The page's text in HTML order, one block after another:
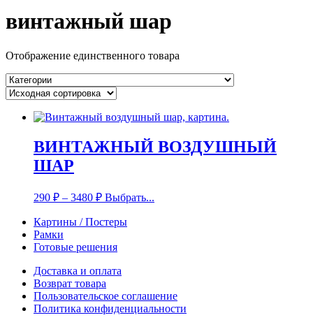
винтажный шар
Отображение единственного товара
ВИНТАЖНЫЙ ВОЗДУШНЫЙ
ШАР
290 ₽ – 3480 ₽ Выбрать...
Картины / Постеры
Рамки
Готовые решения
Доставка и оплата
Возврат товара
Пользовательское соглашение
Политика конфиденциальности